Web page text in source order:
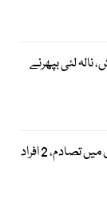
نالہ لئی بپھرنے
احمد پور شرقیہ، دو موٹر سائیکلوں میں تصادم، 2 افراد